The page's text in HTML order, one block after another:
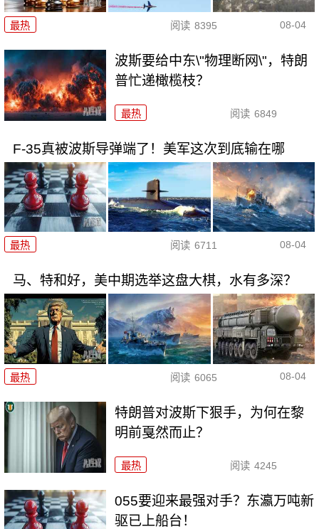
最热 阅读 8395 08-04
波斯要给中东\"物理断网\"，特朗
普忙递橄榄枝？
最热 阅读 6849
F-35真被波斯导弹端了！美军这次到底输在哪
最热 阅读 6711 08-04
马、特和好，美中期选举这盘大棋，水有多深？
最热 阅读 6065 08-04
特朗普对波斯下狠手，为何在黎
明前戛然而止？
最热 阅读 4245
055要迎来最强对手？东瀛万吨新
驱已上船台！